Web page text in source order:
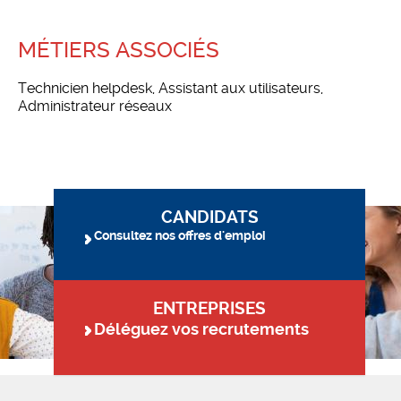
MÉTIERS ASSOCIÉS
Technicien helpdesk, Assistant aux utilisateurs,
Administrateur réseaux
CANDIDATS
Consultez nos offres d'emploi
ENTREPRISES
Déléguez vos recrutements